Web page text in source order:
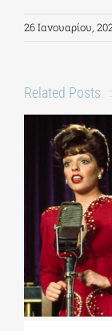
26 Ιανουαρίου,
Related Posts